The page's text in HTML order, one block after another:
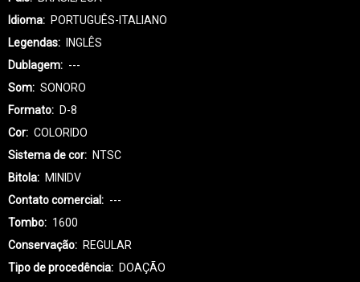
Idioma
PORTUGUÊS-ITALIANO
Legendas
INGLÊS
Dublagem
---
Som
SONORO
Formato
D-8
Cor
COLORIDO
Sistema de cor
NTSC
Bitola
MINIDV
Contato comercial
---
Tombo
1600
Conservação
REGULAR
Tipo de procedência
DOAÇÃO